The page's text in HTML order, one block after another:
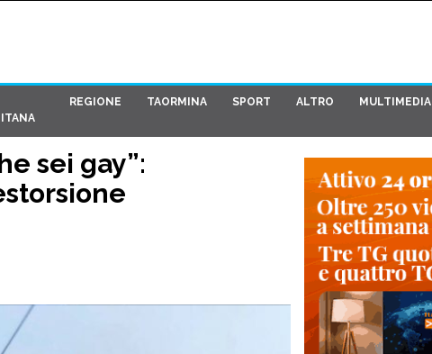
REGIONE TAORMINA SPORT ALTRO MULTIMEDIA
sei gay”: